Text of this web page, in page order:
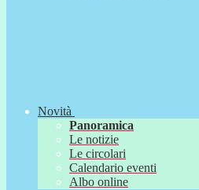
Novità
Panoramica
Le notizie
Le circolari
Calendario eventi
Albo online